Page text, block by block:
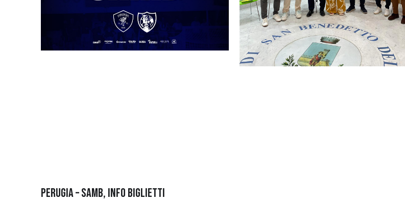
PERUGIA – SAMB, INFO BIGLIETTI